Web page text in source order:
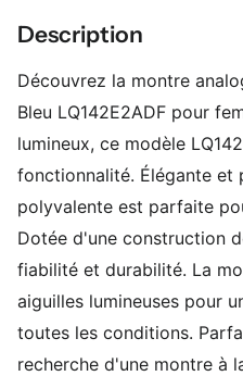
Description
Découvrez la montre
Bleu LQ142E2ADF pour
lumineux, ce modèle
fonctionnalité. Élégante et
polyvalente est parfaite
Dotée d'une construction
fiabilité et durabilité. La
aiguilles lumineuses pour
toutes les conditions.
recherche d'une montre à